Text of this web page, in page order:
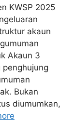
KWSP 2025
akaun
Akaun 3
Bukan
diumumkan,